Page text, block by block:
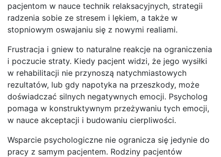
pacjentom w nauce technik relaksacyjnych, strategii
radzenia sobie ze stresem i lękiem, a także w
stopniowym oswajaniu się z nowymi realiami.
Frustracja i gniew to naturalne reakcje na ograniczenia
i poczucie straty. Kiedy pacjent widzi, że jego wysiłki
w rehabilitacji nie przynoszą natychmiastowych
rezultatów, lub gdy napotyka na przeszkody, może
doświadczać silnych negatywnych emocji. Psycholog
pomaga w konstruktywnym przeżywaniu tych emocji,
w nauce akceptacji i budowaniu cierpliwości.
Wsparcie psychologiczne nie ogranicza się jedynie do
pracy z samym pacjentem. Rodziny pacjentów